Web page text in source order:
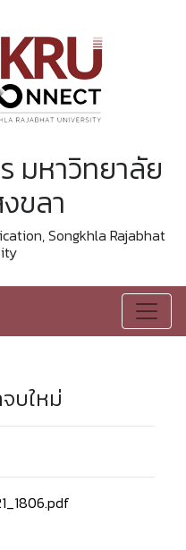
มหาวิทยาลัย
ขลา
Songkhla Rajabhat
บใหม่